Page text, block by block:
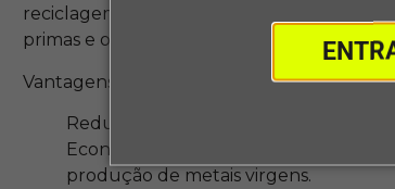
reciclagem de metais, como alumínio e
primas e o consumo de energia associado
Vantagens:
Redução do impacto ambiental
Economia de energia, pois a
produção de metais virgens.